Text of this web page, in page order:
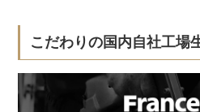
こだわりの国内自社工場